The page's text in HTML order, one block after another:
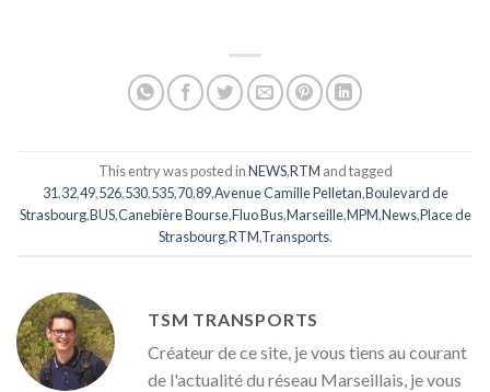
This entry was posted inNEWS,RTM and tagged
31,32,49,526,530,535,70,89,Avenue Camille Pelletan,Boulevard de
Strasbourg,BUS,Canebière Bourse,Fluo Bus,Marseille,MPM,News,Place de
Strasbourg,RTM,Transports.
TSM TRANSPORTS
Créateur de ce site, je vous tiens au courant
de l'actualité du réseau Marseillais, je vous